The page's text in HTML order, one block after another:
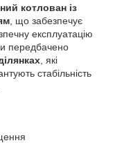
котлован із
, що забезпечує
експлуатацію
передбачено
, які
стабільність